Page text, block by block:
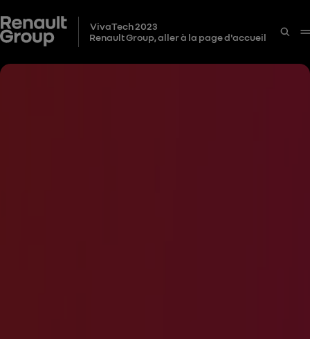
VivaTech 2023
Renault Group, aller à la page d'accueil